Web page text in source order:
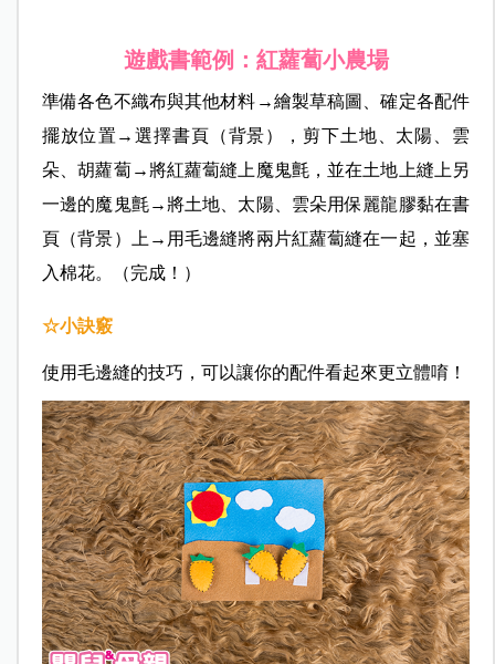
遊戲書範例：紅蘿蔔小農場
準備各色不織布與其他材料→繪製草稿圖、確定各配件
擺放位置→選擇書頁（背景），剪下土地、太陽、雲
朵、胡蘿蔔→將紅蘿蔔縫上魔鬼氈，並在土地上縫上另
一邊的魔鬼氈→將土地、太陽、雲朵用保麗龍膠黏在書
頁（背景）上→用毛邊縫將兩片紅蘿蔔縫在一起，並塞
入棉花。（完成！）
☆小訣竅
使用毛邊縫的技巧，可以讓你的配件看起來更立體唷！